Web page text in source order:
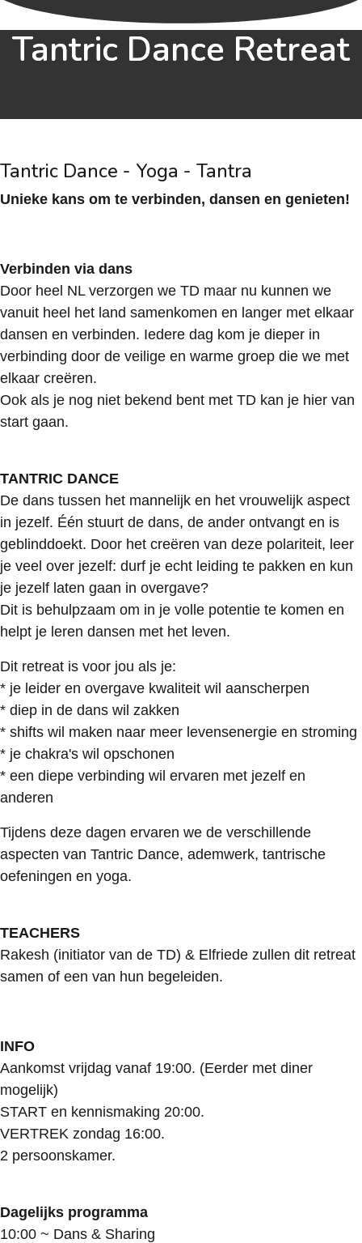
Tantric Dance Retreat
Tantric Dance - Yoga - Tantra
Unieke kans om te verbinden, dansen en genieten!
Verbinden via dans
Door heel NL verzorgen we TD maar nu kunnen we
vanuit heel het land samenkomen en langer met elkaar
dansen en verbinden. Iedere dag kom je dieper in
verbinding door de veilige en warme groep die we met
elkaar creëren.
Ook als je nog niet bekend bent met TD kan je hier van
start gaan.
TANTRIC DANCE
De dans tussen het mannelijk en het vrouwelijk aspect
in jezelf. Één stuurt de dans, de ander ontvangt en is
geblinddoekt. Door het creëren van deze polariteit, leer
je veel over jezelf: durf je echt leiding te pakken en kun
je jezelf laten gaan in overgave?
Dit is behulpzaam om in je volle potentie te komen en
helpt je leren dansen met het leven.
Dit retreat is voor jou als je:
* je leider en overgave kwaliteit wil aanscherpen
* diep in de dans wil zakken
* shifts wil maken naar meer levensenergie en stroming
* je chakra's wil opschonen
* een diepe verbinding wil ervaren met jezelf en
anderen
Tijdens deze dagen ervaren we de verschillende
aspecten van Tantric Dance, ademwerk, tantrische
oefeningen en yoga.
TEACHERS
Rakesh (initiator van de TD) & Elfriede zullen dit retreat
samen of een van hun begeleiden.
INFO
Aankomst vrijdag vanaf 19:00. (Eerder met diner
mogelijk)
START en kennismaking 20:00.
VERTREK zondag 16:00.
2 persoonskamer.
Dagelijks programma
10:00 ~ Dans & Sharing